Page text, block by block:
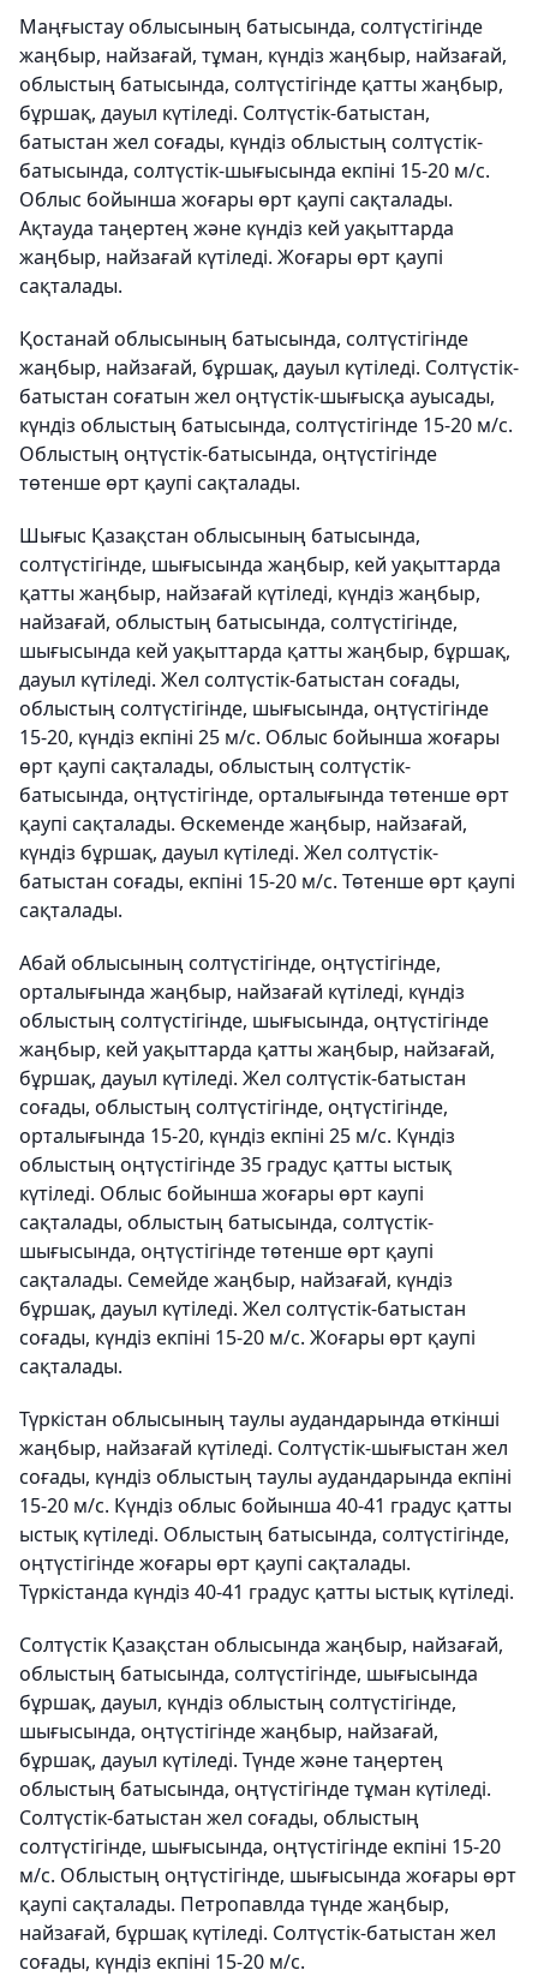
Маңғыстау облысының батысында, солтүстігінде
жаңбыр, найзағай, тұман, күндіз жаңбыр, найзағай,
облыстың батысында, солтүстігінде қатты жаңбыр,
бұршақ, дауыл күтіледі. Солтүстік-батыстан,
батыстан жел соғады, күндіз облыстың солтүстік-
батысында, солтүстік-шығысында екпіні 15-20 м/с.
Облыс бойынша жоғары өрт қаупі сақталады.
Ақтауда таңертең және күндіз кей уақыттарда
жаңбыр, найзағай күтіледі. Жоғары өрт қаупі
сақталады.
Қостанай облысының батысында, солтүстігінде
жаңбыр, найзағай, бұршақ, дауыл күтіледі. Солтүстік-
батыстан соғатын жел оңтүстік-шығысқа ауысады,
күндіз облыстың батысында, солтүстігінде 15-20 м/с.
Облыстың оңтүстік-батысында, оңтүстігінде
төтенше өрт қаупі сақталады.
Шығыс Қазақстан облысының батысында,
солтүстігінде, шығысында жаңбыр, кей уақыттарда
қатты жаңбыр, найзағай күтіледі, күндіз жаңбыр,
найзағай, облыстың батысында, солтүстігінде,
шығысында кей уақыттарда қатты жаңбыр, бұршақ,
дауыл күтіледі. Жел солтүстік-батыстан соғады,
облыстың солтүстігінде, шығысында, оңтүстігінде
15-20, күндіз екпіні 25 м/с. Облыс бойынша жоғары
өрт қаупі сақталады, облыстың солтүстік-
батысында, оңтүстігінде, орталығында төтенше өрт
қаупі сақталады. Өскеменде жаңбыр, найзағай,
күндіз бұршақ, дауыл күтіледі. Жел солтүстік-
батыстан соғады, екпіні 15-20 м/с. Төтенше өрт қаупі
сақталады.
Абай облысының солтүстігінде, оңтүстігінде,
орталығында жаңбыр, найзағай күтіледі, күндіз
облыстың солтүстігінде, шығысында, оңтүстігінде
жаңбыр, кей уақыттарда қатты жаңбыр, найзағай,
бұршақ, дауыл күтіледі. Жел солтүстік-батыстан
соғады, облыстың солтүстігінде, оңтүстігінде,
орталығында 15-20, күндіз екпіні 25 м/с. Күндіз
облыстың оңтүстігінде 35 градус қатты ыстық
күтіледі. Облыс бойынша жоғары өрт каупі
сақталады, облыстың батысында, солтүстік-
шығысында, оңтүстігінде төтенше өрт қаупі
сақталады. Семейде жаңбыр, найзағай, күндіз
бұршақ, дауыл күтіледі. Жел солтүстік-батыстан
соғады, күндіз екпіні 15-20 м/с. Жоғары өрт қаупі
сақталады.
Түркістан облысының таулы аудандарында өткінші
жаңбыр, найзағай күтіледі. Солтүстік-шығыстан жел
соғады, күндіз облыстың таулы аудандарында екпіні
15-20 м/с. Күндіз облыс бойынша 40-41 градус қатты
ыстық күтіледі. Облыстың батысында, солтүстігінде,
оңтүстігінде жоғары өрт қаупі сақталады.
Түркістанда күндіз 40-41 градус қатты ыстық күтіледі.
Солтүстік Қазақстан облысында жаңбыр, найзағай,
облыстың батысында, солтүстігінде, шығысында
бұршақ, дауыл, күндіз облыстың солтүстігінде,
шығысында, оңтүстігінде жаңбыр, найзағай,
бұршақ, дауыл күтіледі. Түнде және таңертең
облыстың батысында, оңтүстігінде тұман күтіледі.
Солтүстік-батыстан жел соғады, облыстың
солтүстігінде, шығысында, оңтүстігінде екпіні 15-20
м/с. Облыстың оңтүстігінде, шығысында жоғары өрт
қаупі сақталады. Петропавлда түнде жаңбыр,
найзағай, бұршақ күтіледі. Солтүстік-батыстан жел
соғады, күндіз екпіні 15-20 м/с.